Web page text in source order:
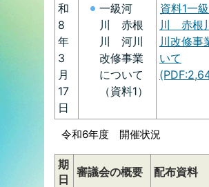
和
8
年
3
月
17
日
一級河
川 赤根
川 河川
改修事業
について
（資料1）
資料1一
川 赤根
川改修事
いて
令和6年度 開催状況
期
日
審議会の概要 配布資料